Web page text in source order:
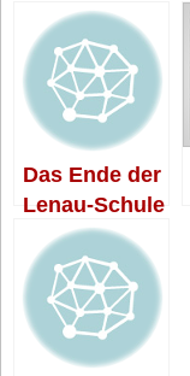
Das Ende der
Lenau-Schule